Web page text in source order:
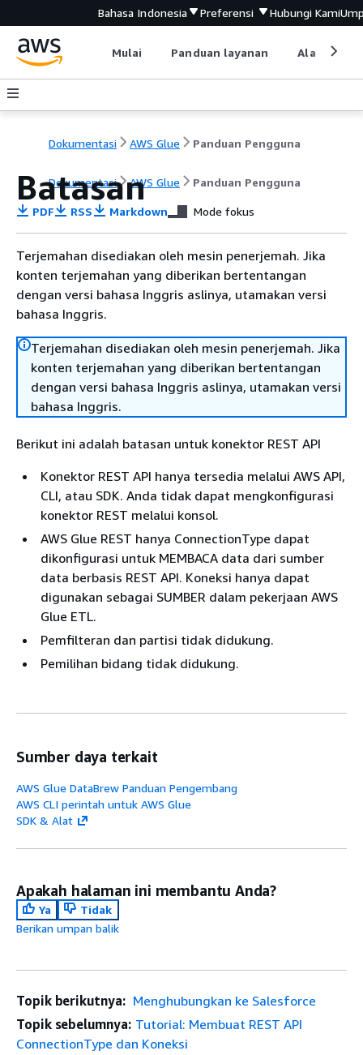
Bahasa Indonesia Preferensi Hubungi Kami
Mulai Panduan layanan Alat
Dokumentasi AWS Glue Panduan Pengguna
Dokumentasi AWS Glue Panduan Pengguna
Batasan
PDF RSS Markdown Mode fokus
Terjemahan disediakan oleh mesin penerjemah. Jika
konten terjemahan yang diberikan bertentangan
dengan versi bahasa Inggris aslinya, utamakan versi
bahasa Inggris.
Terjemahan disediakan oleh mesin penerjemah. Jika
konten terjemahan yang diberikan bertentangan
dengan versi bahasa Inggris aslinya, utamakan versi
bahasa Inggris.
Berikut ini adalah batasan untuk konektor REST API
Konektor REST API hanya tersedia melalui AWS API,
CLI, atau SDK. Anda tidak dapat mengkonfigurasi
konektor REST melalui konsol.
AWS Glue REST hanya ConnectionType dapat
dikonfigurasi untuk MEMBACA data dari sumber
data berbasis REST API. Koneksi hanya dapat
digunakan sebagai SUMBER dalam pekerjaan AWS
Glue ETL.
Pemfilteran dan partisi tidak didukung.
Pemilihan bidang tidak didukung.
Sumber daya terkait
AWS Glue DataBrew Panduan Pengembang
AWS CLI perintah untuk AWS Glue
SDK & Alat
Apakah halaman ini membantu Anda?
Ya
Tidak
Berikan umpan balik
Topik berikutnya: Menghubungkan ke Salesforce
Topik sebelumnya: Tutorial: Membuat REST API
ConnectionType dan Koneksi